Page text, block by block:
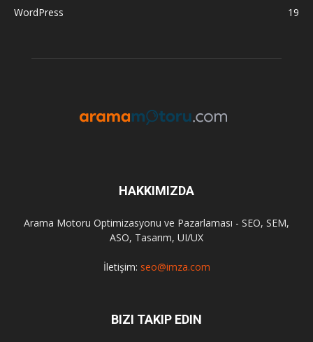
WordPress
19
HAKKIMIZDA
Arama Motoru Optimizasyonu ve Pazarlaması - SEO, SEM,
ASO, Tasarım, UI/UX
İletişim: seo@imza.com
BIZI TAKIP EDIN